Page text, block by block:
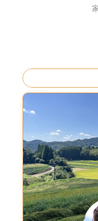
飲んでくれない。。スッキ
しないので、自分でマッサ